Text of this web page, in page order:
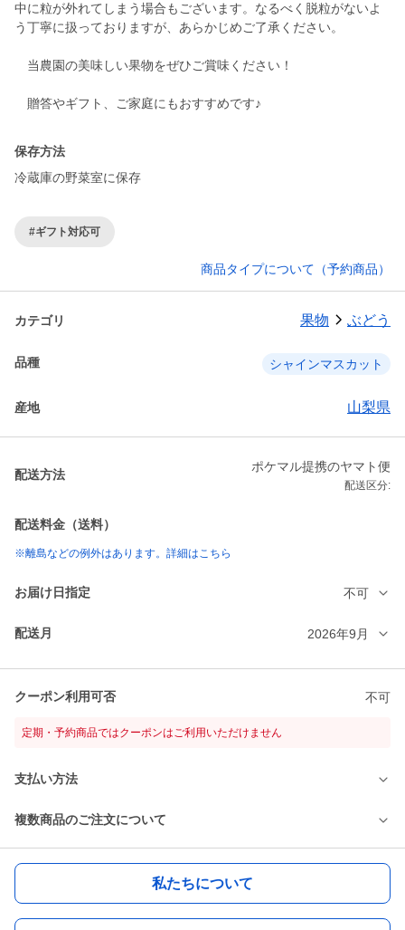
中に粒が外れてしまう場合もございます。なるべく脱粒がないよ
う丁寧に扱っておりますが、あらかじめご了承ください。
当農園の美味しい果物をぜひご賞味ください！
贈答やギフト、ご家庭にもおすすめです♪
保存方法
冷蔵庫の野菜室に保存
#ギフト対応可
商品タイプについて（予約商品）
カテゴリ 果物 ぶどう
品種 シャインマスカット
産地 山梨県
配送方法
ポケマル提携のヤマト便
配送区分:
配送料金（送料）
※離島などの例外はあります。詳細はこちら
お届け日指定 不可
配送月 2026年9月
クーポン利用可否 不可
定期・予約商品ではクーポンはご利用いただけません
支払い方法
複数商品のご注文について
私たちについて